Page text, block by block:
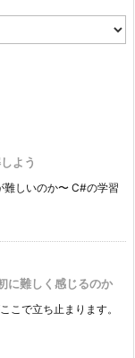
よう
しいのか〜 C#の学習
に難しく感じるのか
こで立ち止まります。